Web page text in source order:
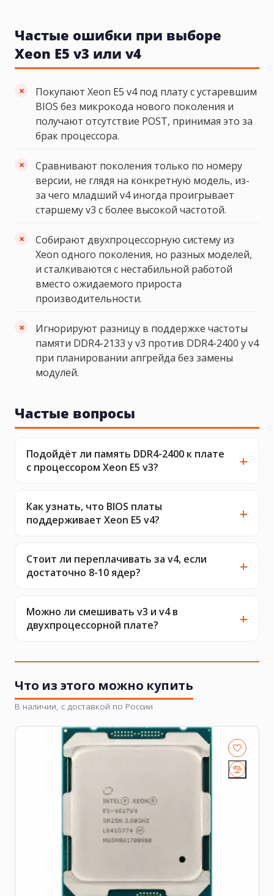
Частые ошибки при выборе
Xeon E5 v3 или v4
Покупают Xeon E5 v4 под плату с устаревшим
BIOS без микрокода нового поколения и
получают отсутствие POST, принимая это за
брак процессора.
Сравнивают поколения только по номеру
версии, не глядя на конкретную модель, из-
за чего младший v4 иногда проигрывает
старшему v3 с более высокой частотой.
Собирают двухпроцессорную систему из
Xeon одного поколения, но разных моделей,
и сталкиваются с нестабильной работой
вместо ожидаемого прироста
производительности.
Игнорируют разницу в поддержке частоты
памяти DDR4-2133 у v3 против DDR4-2400 у v4
при планировании апгрейда без замены
модулей.
Частые вопросы
Подойдёт ли память DDR4-2400 к плате
с процессором Xeon E5 v3?
Как узнать, что BIOS платы
поддерживает Xeon E5 v4?
Стоит ли переплачивать за v4, если
достаточно 8-10 ядер?
Можно ли смешивать v3 и v4 в
двухпроцессорной плате?
Что из этого можно купить
В наличии, с доставкой по России